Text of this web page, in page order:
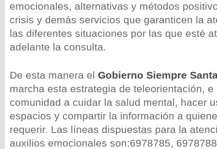
emocionales, alternativas y métodos
crisis y demás servicios que garanticen la
las diferentes situaciones por las que esté
adelante la consulta.
De esta manera el Gobierno Siempre
marcha esta estrategia de teleorientación, e
comunidad a cuidar la salud mental, hacer
espacios y compartir la información a
requerir. Las líneas dispuestas para la
auxilios emocionales son:6978785,